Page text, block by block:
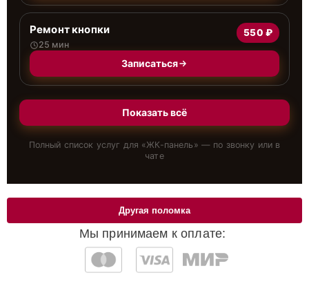
Ремонт кнопки
25 мин
550 ₽
Записаться
Показать всё
Полный список услуг для «ЖК-панель » — по звонку или в
чате
Мы принимаем к оплате:
Другая поломка